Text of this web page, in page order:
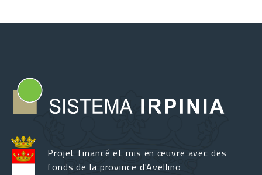
Projet financé et mis en œuvre avec des
fonds de la province d'Avellino